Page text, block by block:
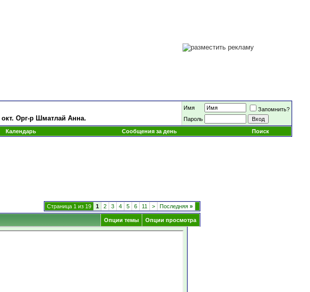
Орг-р Шматлай Анна.
Имя
Запомнить?
Пароль
Календарь Сообщения за день Поиск
Страница 1 из 19 1 2 3 4 5 6 11 > Последняя »
Опции темы Опции просмотра